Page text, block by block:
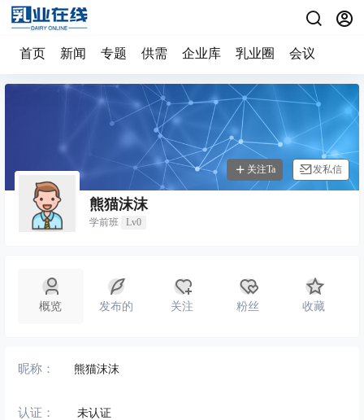
首页 新闻 专题 供需 企业库 乳业圈 会议
熊猫沫沫
学前班 Lv0
关注Ta 发私信
概览 发布的 关注 粉丝 收藏
昵称： 熊猫沫沫
认证： 未认证